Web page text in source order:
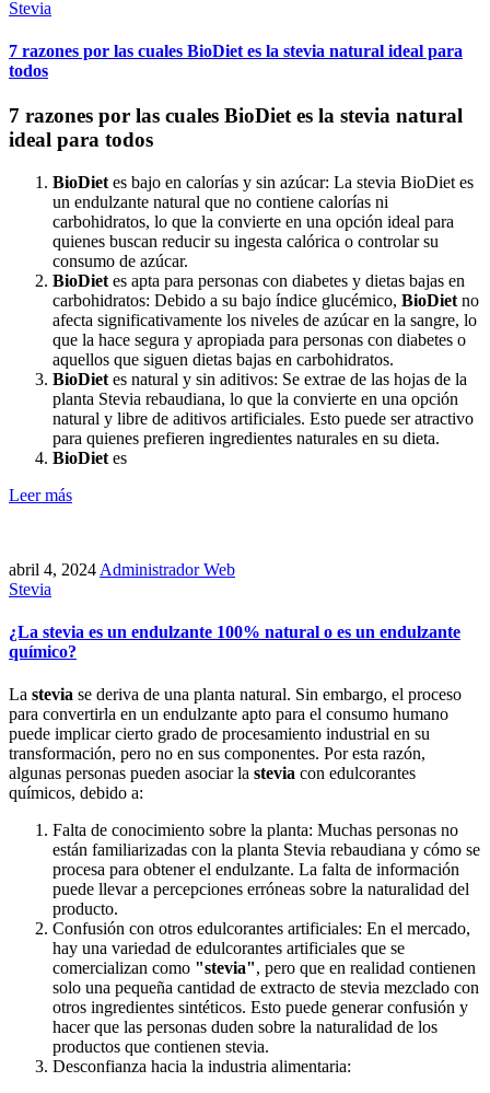
Stevia
7 razones por las cuales BioDiet es la stevia natural ideal para
todos
7 razones por las cuales BioDiet es la stevia natural
ideal para todos
BioDiet es bajo en calorías y sin azúcar: La stevia BioDiet es
un endulzante natural que no contiene calorías ni
carbohidratos, lo que la convierte en una opción ideal para
quienes buscan reducir su ingesta calórica o controlar su
consumo de azúcar.
BioDiet es apta para personas con diabetes y dietas bajas en
carbohidratos: Debido a su bajo índice glucémico, BioDiet no
afecta significativamente los niveles de azúcar en la sangre, lo
que la hace segura y apropiada para personas con diabetes o
aquellos que siguen dietas bajas en carbohidratos.
BioDiet es natural y sin aditivos: Se extrae de las hojas de la
planta Stevia rebaudiana, lo que la convierte en una opción
natural y libre de aditivos artificiales. Esto puede ser atractivo
para quienes prefieren ingredientes naturales en su dieta.
BioDiet es
Leer más
abril 4, 2024 Administrador Web
Stevia
¿La stevia es un endulzante 100% natural o es un endulzante
químico?
La stevia se deriva de una planta natural. Sin embargo, el proceso
para convertirla en un endulzante apto para el consumo humano
puede implicar cierto grado de procesamiento industrial en su
transformación, pero no en sus componentes. Por esta razón,
algunas personas pueden asociar la stevia con edulcorantes
químicos, debido a:
Falta de conocimiento sobre la planta: Muchas personas no
están familiarizadas con la planta Stevia rebaudiana y cómo se
procesa para obtener el endulzante. La falta de información
puede llevar a percepciones erróneas sobre la naturalidad del
producto.
Confusión con otros edulcorantes artificiales: En el mercado,
hay una variedad de edulcorantes artificiales que se
comercializan como "stevia", pero que en realidad contienen
solo una pequeña cantidad de extracto de stevia mezclado con
otros ingredientes sintéticos. Esto puede generar confusión y
hacer que las personas duden sobre la naturalidad de los
productos que contienen stevia.
Desconfianza hacia la industria alimentaria: